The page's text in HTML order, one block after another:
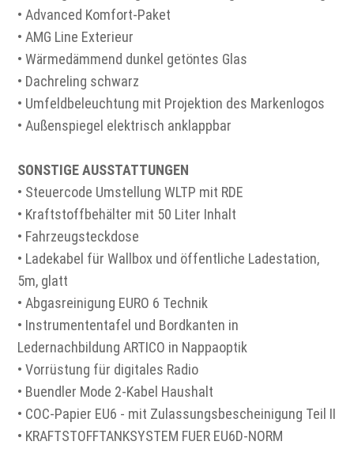
• Advanced Komfort-Paket
• AMG Line Exterieur
• Wärmedämmend dunkel getöntes Glas
• Dachreling schwarz
• Umfeldbeleuchtung mit Projektion des Markenlogos
• Außenspiegel elektrisch anklappbar
SONSTIGE AUSSTATTUNGEN
• Steuercode Umstellung WLTP mit RDE
• Kraftstoffbehälter mit 50 Liter Inhalt
• Fahrzeugsteckdose
• Ladekabel für Wallbox und öffentliche Ladestation,
5m, glatt
• Abgasreinigung EURO 6 Technik
• Instrumententafel und Bordkanten in
Ledernachbildung ARTICO in Nappaoptik
• Vorrüstung für digitales Radio
• Buendler Mode 2-Kabel Haushalt
• COC-Papier EU6 - mit Zulassungsbescheinigung Teil II
• KRAFTSTOFFTANKSYSTEM FUER EU6D-NORM